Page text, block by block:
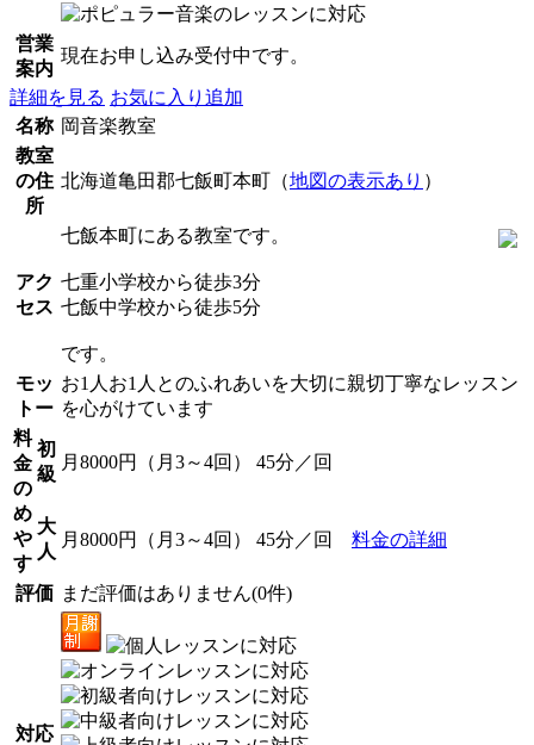
営業
案内
現在お申し込み受付中です。
詳細を見る お気に入り追加
名称 岡音楽教室
教室
の住
所
北海道亀田郡七飯町本町（地図の表示あり ）
アク
セス
七飯本町にある教室です。
七重小学校から徒歩3分
七飯中学校から徒歩5分
です。
モッ
トー
お1人お1人とのふれあいを大切に親切丁寧なレッスン
を心がけています
料
金
の
め
や
す
初
級
月8000円（月3～4回） 45分／回
大
人
月8000円（月3～4回） 45分／回 料金の詳細
評価 まだ評価はありません(0件)
対応